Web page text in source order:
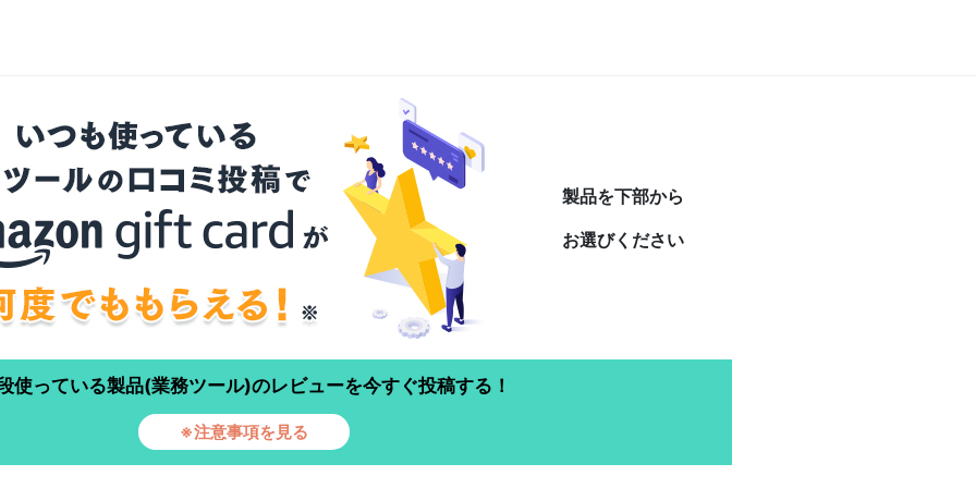
製品を下部から
お選びください
使っている製品(業務ツール)のレビューを今すぐ投稿する！
※注意事項を見る